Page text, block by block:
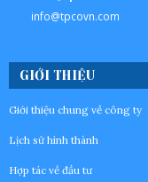
info@tpcovn.com
GIỚI THIỆU
Giới thiệu chung về công ty
Lịch sử hình thành
Hợp tác về đầu tư